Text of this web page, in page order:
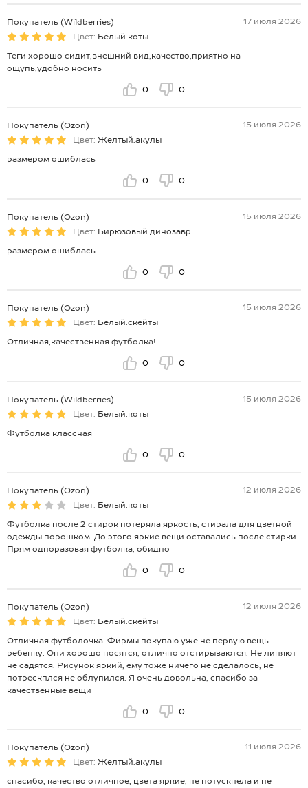
Покупатель (Wildberries)
17 июля 2026
Цвет: Белый.коты
Теги хорошо сидит,внешний вид,качество,приятно на
ощупь,удобно носить
0 0
Покупатель (Ozon)
15 июля 2026
Цвет: Желтый.акулы
размером ошиблась
0 0
Покупатель (Ozon)
15 июля 2026
Цвет: Бирюзовый.динозавр
размером ошиблась
0 0
Покупатель (Ozon)
15 июля 2026
Цвет: Белый.скейты
Отличная,качественная футболка!
0 0
Покупатель (Wildberries)
15 июля 2026
Цвет: Белый.коты
Футболка классная
0 0
Покупатель (Ozon)
12 июля 2026
Цвет: Белый.коты
Футболка после 2 стирок потеряла яркость, стирала для цветной
одежды порошком. До этого яркие вещи оставались после стирки.
Прям одноразовая футболка, обидно
0 0
Покупатель (Ozon)
12 июля 2026
Цвет: Белый.скейты
Отличная футболочка. Фирмы покупаю уже не первую вещь
ребенку. Они хорошо носятся, отлично отстирываются. Не линяют
не садятся. Рисунок яркий, ему тоже ничего не сделалось, не
потрескплся не облупился. Я очень довольна, спасибо за
качественные вещи
0 0
Покупатель (Ozon)
11 июля 2026
Цвет: Желтый.акулы
спасибо, качество отличное, цвета яркие, не потускнела и не